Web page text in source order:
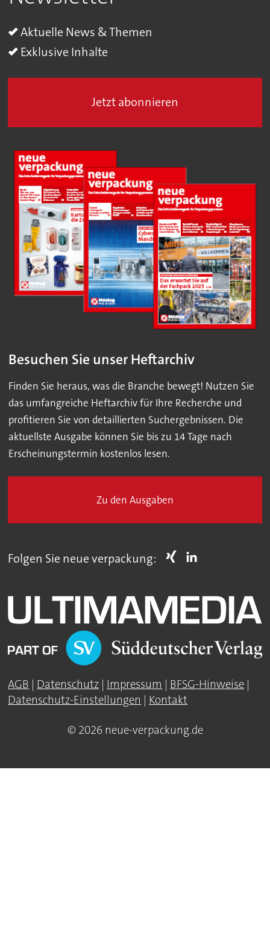
Aktuelle News & Themen
Exklusive Inhalte
Jetzt abonnieren
Besuchen Sie unser Heftarchiv
Finden Sie heraus, was die Branche bewegt! Nutzen Sie
das umfangreiche Heftarchiv für Ihre Recherche und
profitieren Sie von detaillierten Suchergebnissen. Die
aktuellste Ausgabe können Sie bis zu 14 Tage nach
Erscheinungstermin kostenlos lesen.
Zu den Ausgaben
Folgen Sie neue verpackung:
AGB | Datenschutz | Impressum | BFSG-Hinweise |
Datenschutz-Einstellungen | Kontakt
© 2026 neue-verpackung.de